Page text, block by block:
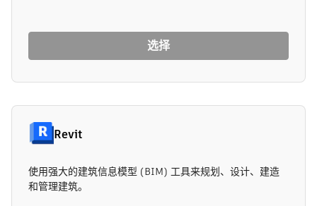
选择
Revit
使用强大的建筑信息模型 (BIM) 工具来规划、设计、建造
和管理建筑。